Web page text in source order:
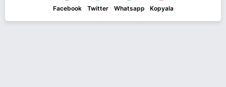
Facebook Twitter Whatsapp Kopyala